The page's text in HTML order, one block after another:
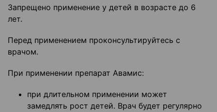
Запрещено применение у детей в возрасте до 6
лет.
Перед применением проконсультируйтесь с
врачом.
При применении препарат Авамис:
при длительном применении может
замедлять рост детей. Врач будет регулярно